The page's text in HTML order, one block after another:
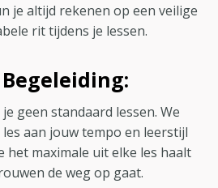
je altijd rekenen op een veilige
rit tijdens je lessen.
geen standaard lessen. We
les aan jouw tempo en leerstijl
het maximale uit elke les haalt
de weg op gaat.